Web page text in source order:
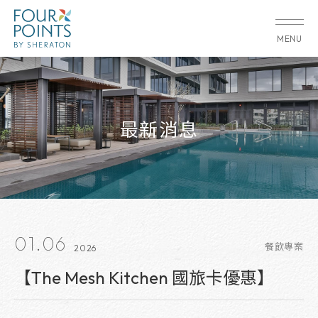
MENU
最新消息
01.06 2026 餐飲專案
【The Mesh Kitchen 國旅卡優惠】